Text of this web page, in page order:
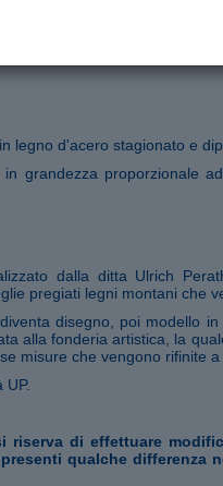
legno d'acero stagionato e
grandezza proporzionale
dalla ditta Ulrich
pregiati legni montani che
disegno, poi modello
alla fonderia artistica, la
misure che vengono rifinite
riserva di effettuare
qualche differenza